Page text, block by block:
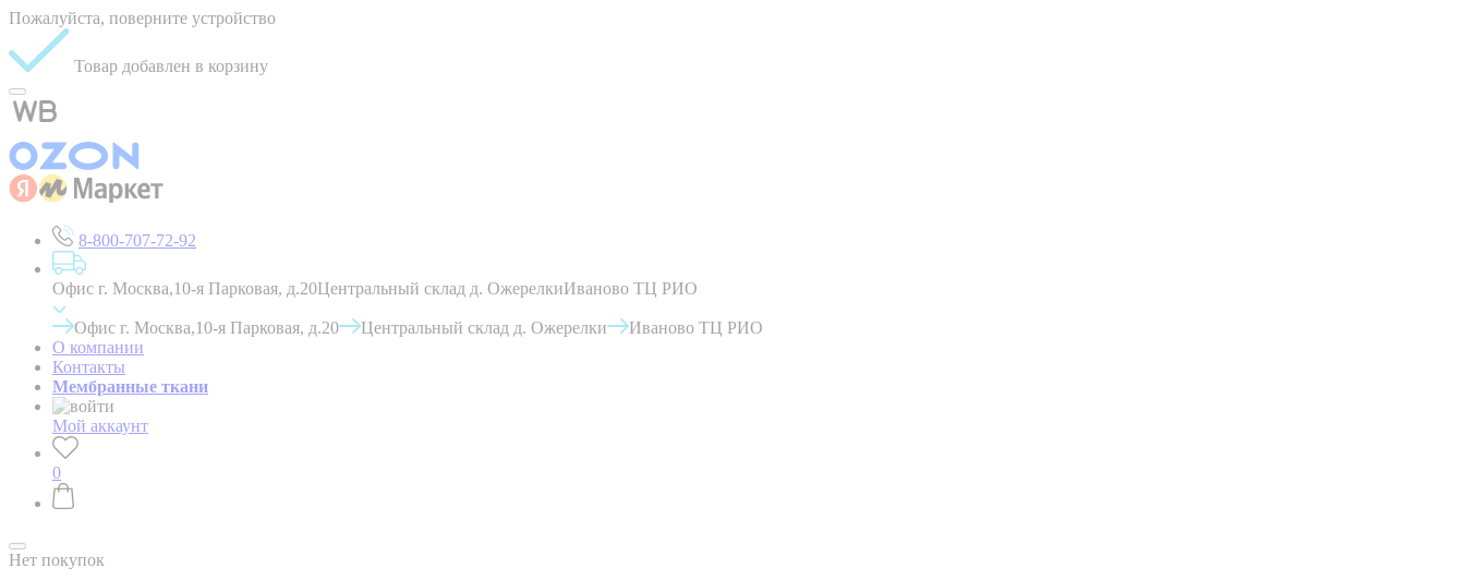
Пожалуйста, поверните устройство
Товар добавлен в корзину
8-800-707-72-92
Офис г. Москва,10-я Парковая, д.20Центральный склад д. ОжерелкиИваново ТЦ РИО
Офис г. Москва,10-я Парковая, д.20 Центральный склад д. Ожерелки
Иваново ТЦ РИО
О компании
Контакты
Мембранные ткани
Мой аккаунт
0
Нет покупок